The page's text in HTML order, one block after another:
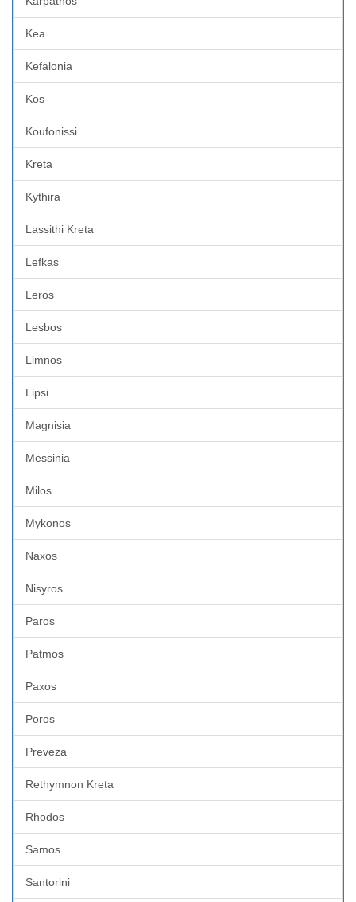
Kea
Kefalonia
Kos
Koufonissi
Kreta
Kythira
Lassithi Kreta
Lefkas
Leros
Lesbos
Limnos
Lipsi
Magnisia
Messinia
Milos
Mykonos
Naxos
Nisyros
Paros
Patmos
Paxos
Poros
Preveza
Rethymnon Kreta
Rhodos
Samos
Santorini